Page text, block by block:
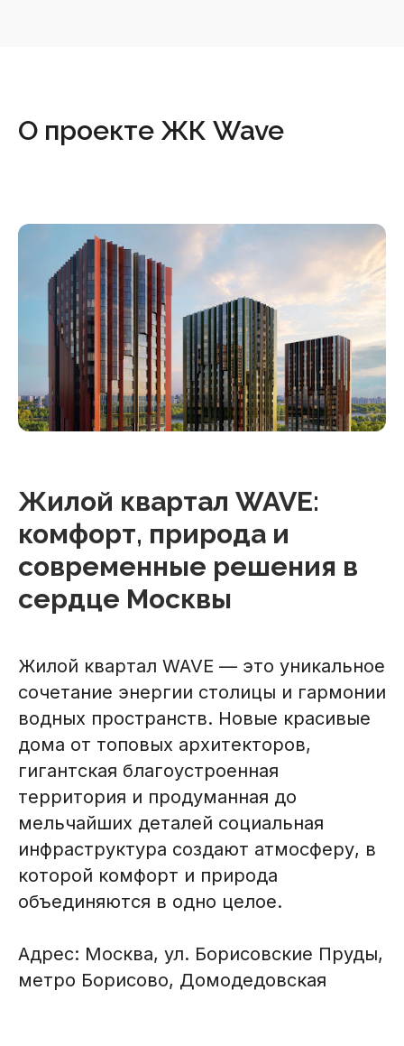
О проекте ЖК Wave
Жилой квартал WAVE:
комфорт, природа и
современные решения в
сердце Москвы
Жилой квартал WAVE — это уникальное
сочетание энергии столицы и гармонии
водных пространств. Новые красивые
дома от топовых архитекторов,
гигантская благоустроенная
территория и продуманная до
мельчайших деталей социальная
инфраструктура создают атмосферу, в
которой комфорт и природа
объединяются в одно целое.
Адрес: Москва, ул. Борисовские Пруды,
метро Борисово, Домодедовская